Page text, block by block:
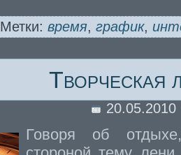
Метки: время, график,
Творческая
20.05.2010
Говоря об